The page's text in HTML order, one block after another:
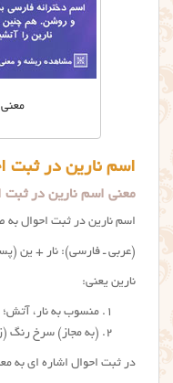
اسم نارین در ثبت
معنی اسم نارین در ثبت
اسم نارین در ثبت احوال
(عربی ـ فارسی): نار + ین
نارین یعنی:
منسوب به نار، آتش؛
(به مجاز) سرخ رنگ
در ثبت احوال اشاره ای به